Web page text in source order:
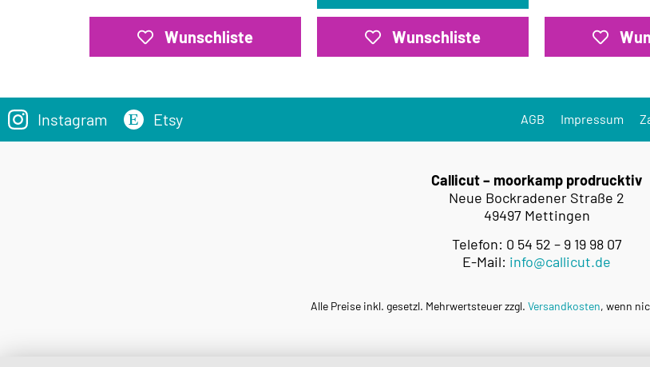
Wunschliste Wunschliste
Instagram Etsy AGB Impressum
Callicut – moorkamp prodrucktiv
Neue Bockradener Straße 2
49497 Mettingen
Telefon: 0 54 52 – 9 19 98 07
E-Mail: info@callicut.de
Alle Preise inkl. gesetzl. Mehrwertsteuer zzgl. Versandkosten, wenn